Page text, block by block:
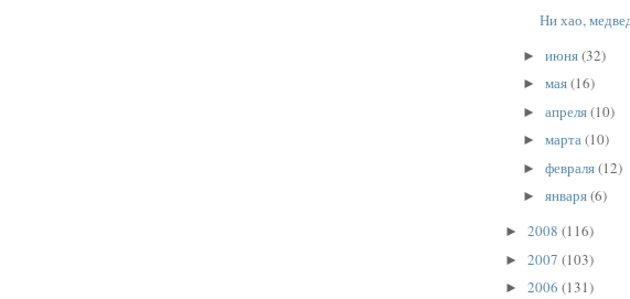
Ни хао,
► июня(32)
► мая(16)
► апреля(10)
► марта(10)
► февраля(12)
► января(6)
► 2008 (116)
► 2007 (103)
► 2006 (131)